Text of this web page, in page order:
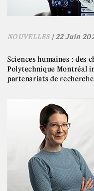
NOUVELLES| 22 Juin
Sciences humaines : des
Polytechnique Montréal
partenariats de